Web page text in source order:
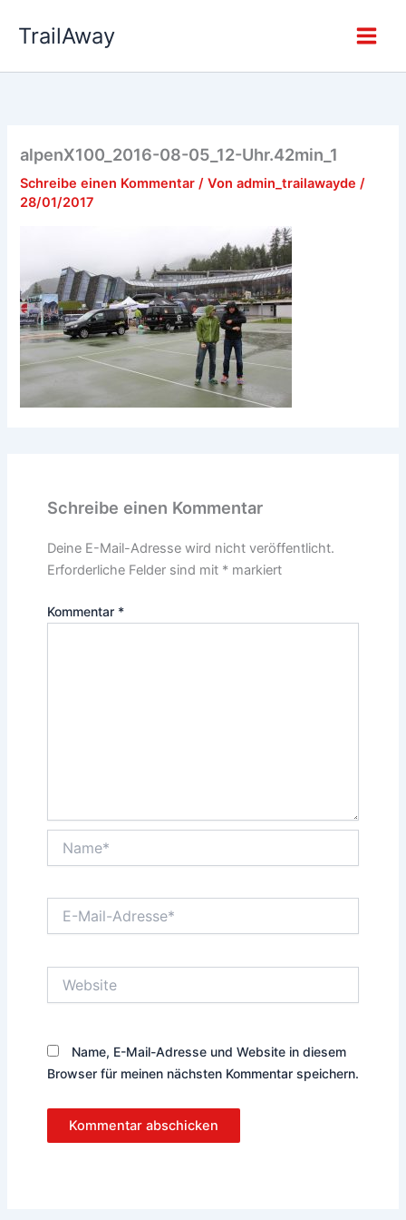
InhaltTrailAway
alpenX100_2016-08-05_12-Uhr.42min_1
Schreibe einen Kommentar / Vonadmin_trailawayde/
28/01/2017
Schreibe einen Kommentar
Deine E-Mail-Adresse wird nicht veröffentlicht.
Erforderliche Felder sind mit *markiert
Kommentar *
Mail-
Name, E-Mail-Adresse und Website in diesem
Browser für meinen nächsten Kommentar speichern.